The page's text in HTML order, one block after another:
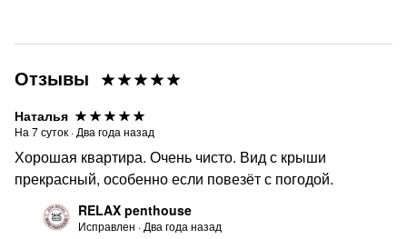
Страховой депозит служит гарантией выполнения
возвращается в полной мере, в течение 3 часов после
нарушения правил проживания, повреждения
имущества, порчи текстильных изделий.
• Ранний заезд или поздний выезд тарифицируется, как
полные сутки.
***********************************************
Отзывы
Наталья
На 7суток · Два года назад
Хорошая квартира. Очень чисто. Вид с крыши
прекрасный, особенно если повезёт с погодой.
RELAX penthouse
Исправлен · Два года назад